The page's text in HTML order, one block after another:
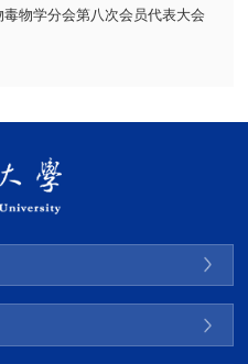
物学分会第八次会员代表大会